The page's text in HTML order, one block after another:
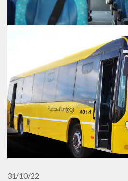
31/10/22